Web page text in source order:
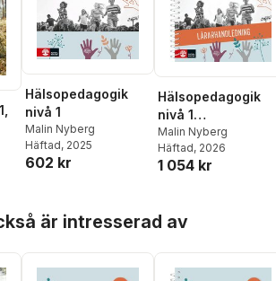
Hälsopedagogik
nivå 1
Malin Nyberg
Häftad, 2025
602 kr
Hälsopedagogik
nivå 1
Lärarhandledning
med Lärarwebb
Malin Nyberg
Häftad, 2026
1 054 kr
är intresserad av